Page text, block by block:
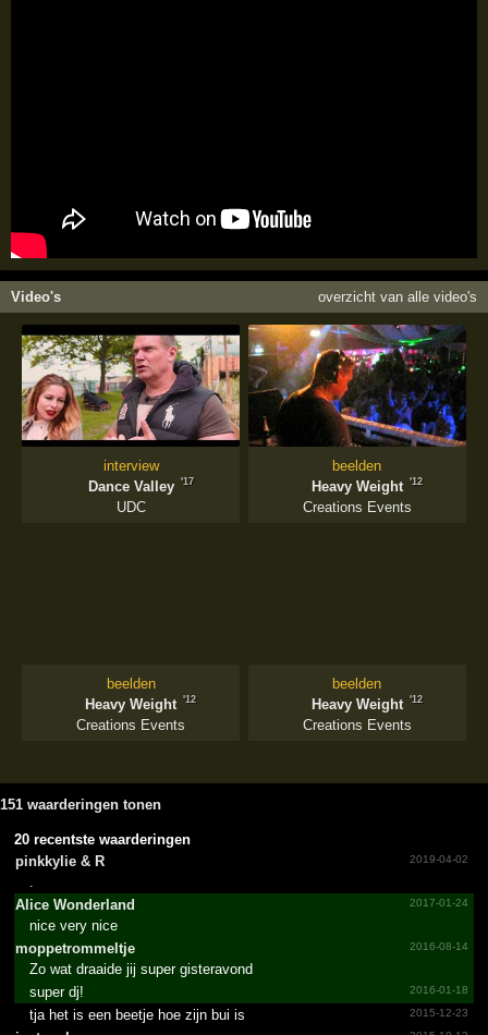
Video's overzicht van alle video's
interview
Dance Valley
'17
UDC
beelden
Heavy Weight
'12
Creations Events
beelden
Heavy Weight '12
Creations Events
beelden
Heavy Weight
'12
Creations Events
151 waarderingen tonen
20 recentste waarderingen
pinkkylie &­ R
2019-04-02
Alice Wonderland
2017-01-24
nice very nice
moppet­rommel­tje
2016-08-14
Zo wat draaide jij super gisteravond
2016-01-18
super dj!
2015-12-23
tja het is een beetje hoe zijn bui is